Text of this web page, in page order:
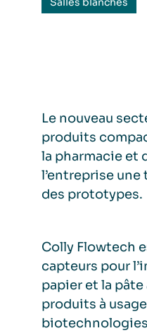
Le nouveau
produits
la pharmacie et
l’entreprise
des prototypes.
Colly Flowtech
capteurs pour
papier et la pâte
produits à